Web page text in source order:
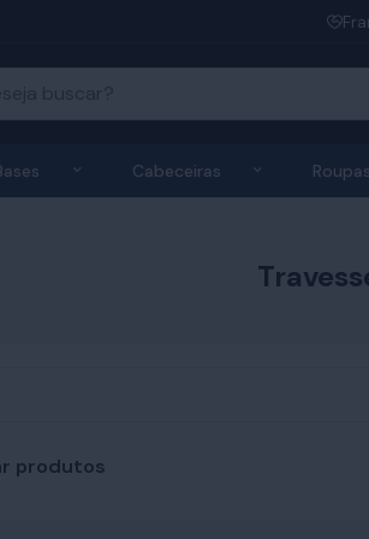
de Colchões
Exibir submenu de Bases
Cabeceiras Exibir
produtos